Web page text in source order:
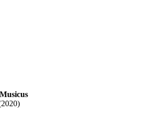
Musicus